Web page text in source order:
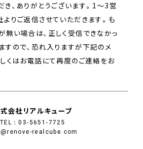
き、ありがとうございます。1〜3営
りご返信させていただきます。も
無い場合は、正しく受信できなかっ
すので、恐れ入りますが下記のメ
しくはお電話にて再度のご連絡をお
会社リアルキューブ
TEL：03‐5651‐7725
realcube.com